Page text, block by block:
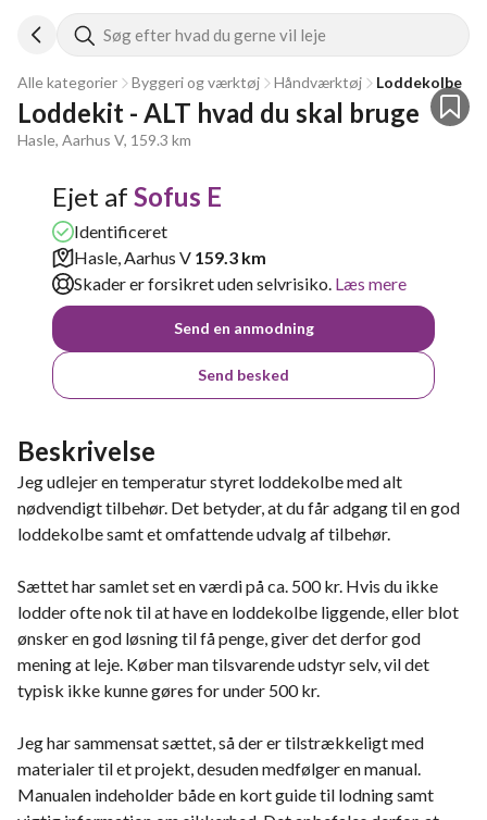
Søg efter hvad du gerne vil leje
Alle kategorier Byggeri og værktøj Håndværktøj Loddekolbe
Loddekit - ALT hvad du skal bruge
Hasle, Aarhus V, 159.3 km
Ejet af Sofus E
Identificeret
Hasle, Aarhus V 159.3 km
Skader er forsikret uden selvrisiko. Læs mere
Send en anmodning
Send besked
Beskrivelse
Jeg udlejer en temperatur styret loddekolbe med alt
nødvendigt tilbehør. Det betyder, at du får adgang til en god
loddekolbe samt et omfattende udvalg af tilbehør.
Sættet har samlet set en værdi på ca. 500 kr. Hvis du ikke
lodder ofte nok til at have en loddekolbe liggende, eller blot
ønsker en god løsning til få penge, giver det derfor god
mening at leje. Køber man tilsvarende udstyr selv, vil det
typisk ikke kunne gøres for under 500 kr.
Jeg har sammensat sættet, så der er tilstrækkeligt med
materialer til et projekt, desuden medfølger en manual.
Manualen indeholder både en kort guide til lodning samt